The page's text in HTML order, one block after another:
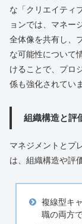
な「クリエイティ
ョンでは、マネー
全体像を共有し、
な可能性について
けることで、プロ
係も強化されてい
組織構造と評
マネジメントとプ
は、組織構造や評
複線型キ
職の両方